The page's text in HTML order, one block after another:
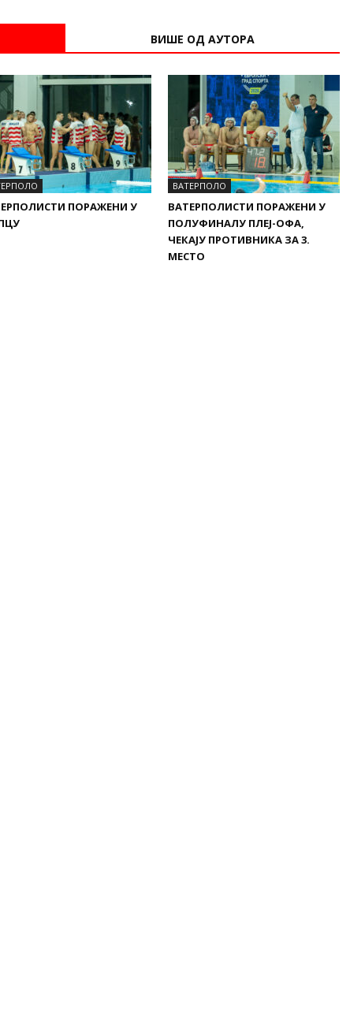
ВИШЕ ОД АУТОРА
ПОРАЖЕНИ У
ВАТЕРПОЛО
ВАТЕРПОЛИСТИ ПОРАЖЕНИ У
ПОЛУФИНАЛУ ПЛЕЈ-ОФА,
ЧЕКАЈУ ПРОТИВНИКА ЗА 3.
МЕСТО